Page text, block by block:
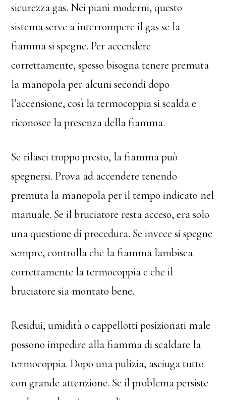
sicurezza gas. Nei piani moderni, questo
sistema serve a interrompere il gas se la
fiamma si spegne. Per accendere
correttamente, spesso bisogna tenere premuta
la manopola per alcuni secondi dopo
l’accensione, così la termocoppia si scalda e
riconosce la presenza della fiamma.
Se rilasci troppo presto, la fiamma può
spegnersi. Prova ad accendere tenendo
premuta la manopola per il tempo indicato nel
manuale. Se il bruciatore resta acceso, era solo
una questione di procedura. Se invece si spegne
sempre, controlla che la fiamma lambisca
correttamente la termocoppia e che il
bruciatore sia montato bene.
Residui, umidità o cappellotti posizionati male
possono impedire alla fiamma di scaldare la
termocoppia. Dopo una pulizia, asciuga tutto
con grande attenzione. Se il problema persiste